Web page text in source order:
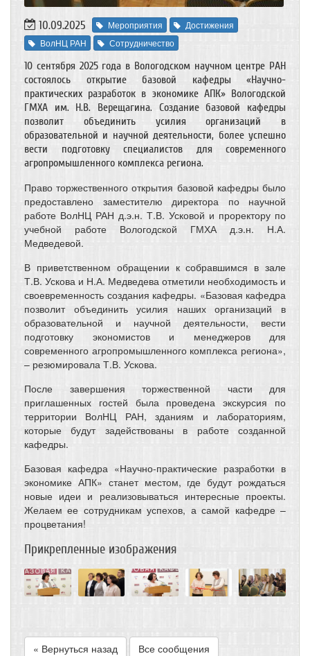
10.09.2025 Мероприятия
Достижения
ВолНЦ РАН
Сотрудничество
10 сентября 2025 года в Вологодском научном центре РАН
состоялось открытие базовой кафедры «Научно-
практических разработок в экономике АПК» Вологодской
ГМХА им. Н.В. Верещагина. Создание базовой кафедры
позволит объединить усилия организаций в
образовательной и научной деятельности, более успешно
вести подготовку специалистов для современного
агропромышленного комплекса региона.
Право торжественного открытия базовой кафедры было
предоставлено заместителю директора по научной
работе ВолНЦ РАН д.э.н. Т.В. Усковой и проректору по
учебной работе Вологодской ГМХА д.э.н. Н.А.
Медведевой.
В приветственном обращении к собравшимся в зале
Т.В. Ускова и Н.А. Медведева отметили необходимость и
своевременность создания кафедры. «Базовая кафедра
позволит объединить усилия наших организаций в
образовательной и научной деятельности, вести
подготовку экономистов и менеджеров для
современного агропромышленного комплекса региона»,
– резюмировала Т.В. Ускова.
После завершения торжественной части для
приглашенных гостей была проведена экскурсия по
территории ВолНЦ РАН, зданиям и лабораториям,
которые будут задействованы в работе созданной
кафедры.
Базовая кафедра «Научно-практические разработки в
экономике АПК» станет местом, где будут рождаться
новые идеи и реализовываться интересные проекты.
Желаем ее сотрудникам успехов, а самой кафедре –
процветания!
Прикрепленные изображения
« Вернуться назад Все сообщения